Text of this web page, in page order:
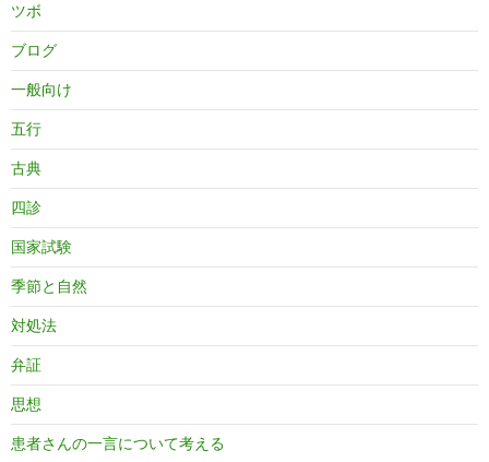
ツボ
ブログ
一般向け
五行
古典
四診
国家試験
季節と自然
対処法
弁証
思想
患者さんの一言について考える